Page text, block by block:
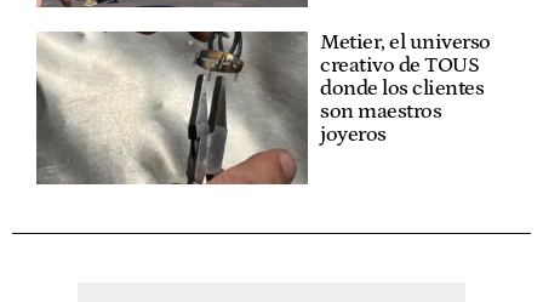
Metier, el universo
creativo de TOUS
donde los clientes
son maestros
joyeros